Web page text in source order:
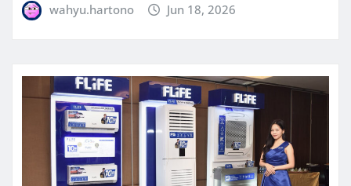
wahyu.hartono Jun 18, 2026